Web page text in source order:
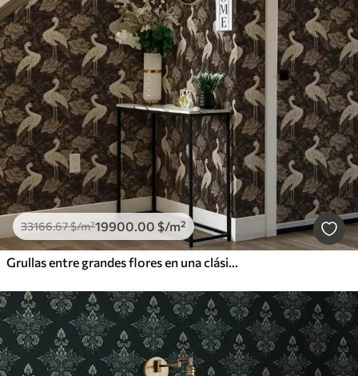
33166.67$/m²19900.00 $/m²
Grullas entre grandes flores en una clásica paleta pastel